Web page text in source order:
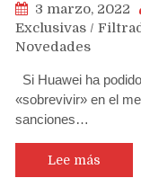
3 marzo, 2022
Exclusivas /
Novedades
Si Huawei ha
«sobrevivir» en el
sanciones…
Lee más